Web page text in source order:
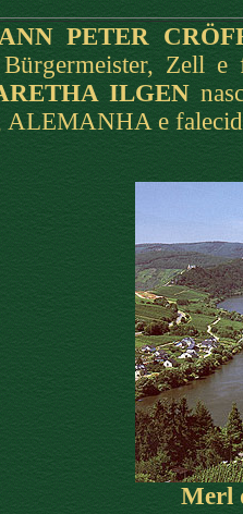
PETER
Bürgermeister, Zell
ILGEN
ALEMANHA e
Merl